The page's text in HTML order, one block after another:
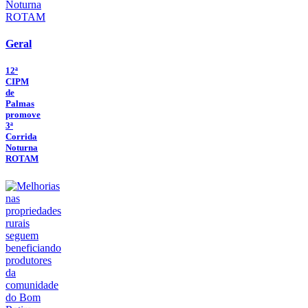
Geral
12ª
CIPM
de
Palmas
promove
3ª
Corrida
Noturna
ROTAM